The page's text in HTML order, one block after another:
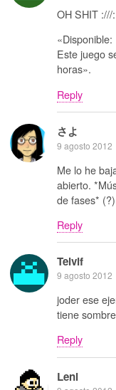
OH SHIT :///:
Este juego
horas».
Reply
さよ
9 agosto 2012
Me lo he
abierto.
de fases* (?)
Reply
Telvif
9 agosto 2012
joder ese
tiene
Reply
Leni